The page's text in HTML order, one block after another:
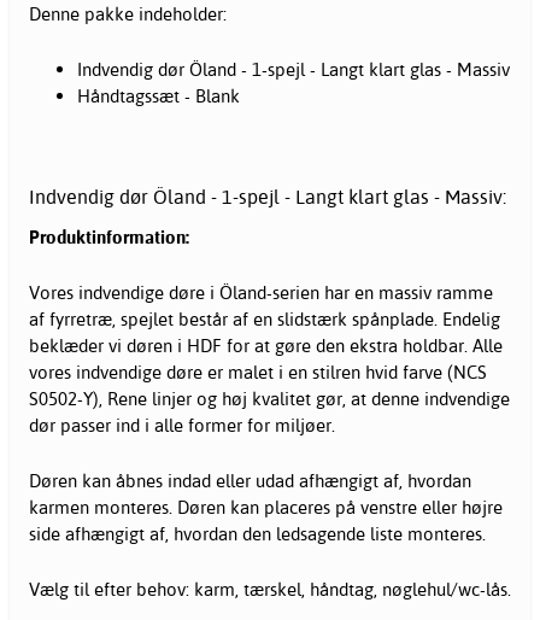
Denne pakke indeholder:
Indvendig dør Öland - 1-spejl - Langt klart glas - Massiv
Håndtagssæt - Blank
Indvendig dør Öland - 1-spejl - Langt klart glas - Massiv:
Produktinformation:
Vores indvendige døre i Öland-serien har en massiv ramme
af fyrretræ, spejlet består af en slidstærk spånplade. Endelig
beklæder vi døren i HDF for at gøre den ekstra holdbar. Alle
vores indvendige døre er malet i en stilren hvid farve (NCS
S0502-Y), Rene linjer og høj kvalitet gør, at denne indvendige
dør passer ind i alle former for miljøer.
Døren kan åbnes indad eller udad afhængigt af, hvordan
karmen monteres. Døren kan placeres på venstre eller højre
side afhængigt af, hvordan den ledsagende liste monteres.
Vælg til efter behov: karm, tærskel, håndtag, nøglehul/wc-lås.